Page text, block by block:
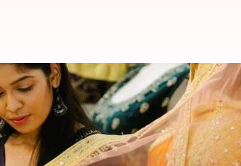
lama Anda dengan
12:37 pm